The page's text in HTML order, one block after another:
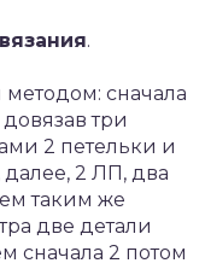
.
сначала
три
2 петельки и
далее, 2 ЛП, два
таким же
две детали
сначала 2 потом